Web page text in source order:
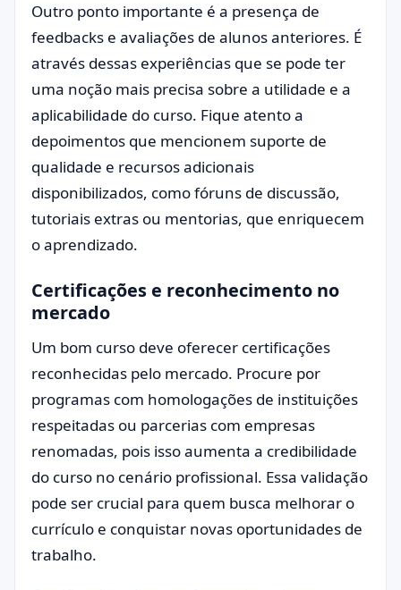
Outro ponto importante é a presença de
feedbacks e avaliações de alunos anteriores. É
através dessas experiências que se pode ter
uma noção mais precisa sobre a utilidade e a
aplicabilidade do curso. Fique atento a
depoimentos que mencionem suporte de
qualidade e recursos adicionais
disponibilizados, como fóruns de discussão,
tutoriais extras ou mentorias, que enriquecem
o aprendizado.
Certificações e reconhecimento no
mercado
Um bom curso deve oferecer certificações
reconhecidas pelo mercado. Procure por
programas com homologações de instituições
respeitadas ou parcerias com empresas
renomadas, pois isso aumenta a credibilidade
do curso no cenário profissional. Essa validação
pode ser crucial para quem busca melhorar o
currículo e conquistar novas oportunidades de
trabalho.